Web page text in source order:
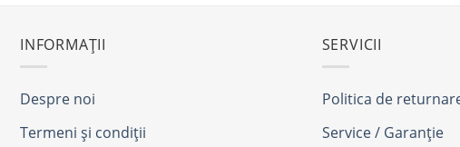
INFORMAȚII
Despre noi
Termeni și condiții
SERVICII
Politica de
Service / Garanție